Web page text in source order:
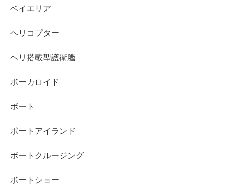
ベイエリア
ヘリコプター
ヘリ搭載型護衛艦
ボーカロイド
ボート
ポートアイランド
ボートクルージング
ボートショー